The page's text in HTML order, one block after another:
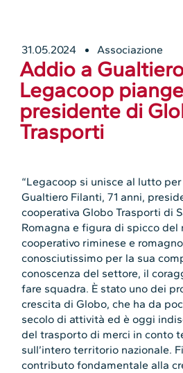
31.05.2024 Associazione
Addio a
Legacoop
presidente di
Trasporti
“Legacoop si unisce al lutto
Gualtiero Filanti, 71 anni,
cooperativa Globo Trasporti di
Romagna e figura di spicco del
cooperativo riminese e
conosciutissimo per la sua
conoscenza del settore, il
fare squadra. È stato uno dei
crescita di Globo, che ha da
secolo di attività ed è oggi
del trasporto di merci in conto
sull’intero territorio nazionale.
contributo fondamentale alla